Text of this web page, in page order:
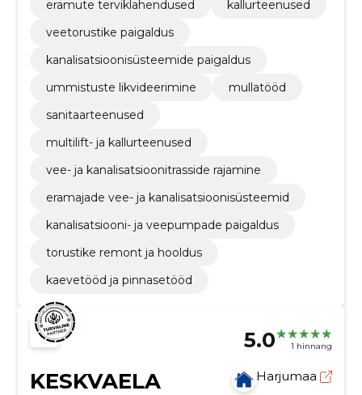
eramute terviklahendused
kallurteenused
veetorustike paigaldus
kanalisatsioonisüsteemide paigaldus
ummistuste likvideerimine
mullatööd
sanitaarteenused
multilift- ja kallurteenused
vee- ja kanalisatsioonitrasside rajamine
eramajade vee- ja kanalisatsioonisüsteemid
kanalisatsiooni- ja veepumpade paigaldus
torustike remont ja hooldus
kaevetööd ja pinnasetööd
5.0 1 hinnang
KESKVAELA
Harjumaa